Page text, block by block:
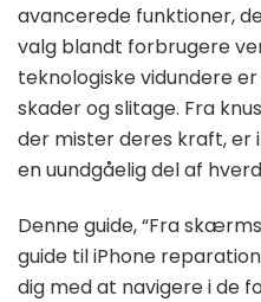
avancerede funktioner,
valg blandt forbrugere
teknologiske vidundere
skader og slitage. Fra
der mister deres kraft, er
en uundgåelig del af
Denne guide, “Fra
guide til iPhone
dig med at navigere i de